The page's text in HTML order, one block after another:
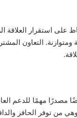
استقرار العلاقة
التعاون
مصدرًا مهمًا للدعم
من توفر الحافز